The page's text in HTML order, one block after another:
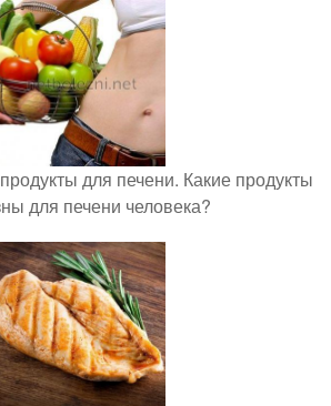
для печени. Какие продукты
для печени человека?